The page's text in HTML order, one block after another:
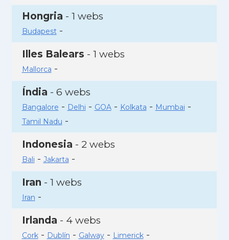
Hongria - 1 webs
Budapest-
Illes Balears - 1 webs
Mallorca -
Índia - 6 webs
Bangalore - Delhi - GOA- Kolkata - Mumbai -
Tamil Nadu -
Indonesia - 2 webs
Bali - Jakarta -
Iran - 1 webs
Iran -
Irlanda - 4 webs
Cork- Dublín - Galway- Limerick-